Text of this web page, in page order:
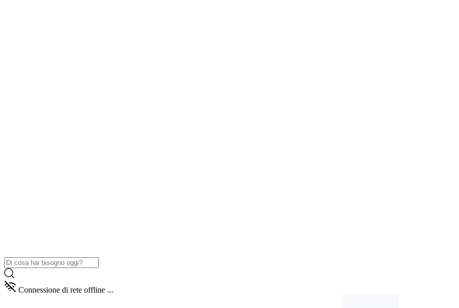
Connessione di rete offline ...